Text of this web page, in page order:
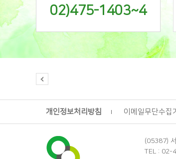
02)475-1403~4
개인정보처리방침 이메일무단수집
(05387)
TEL : 02-